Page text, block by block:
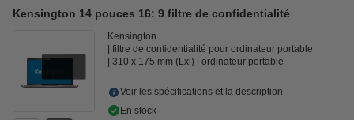
Kensington 14 pouces 16: 9 filtre de confidentialité
Kensington
filtre de confidentialité pour ordinateur portable
310 x 175 mm (Lxl)
ordinateur portable
Voir les spécifications et la description
En stock